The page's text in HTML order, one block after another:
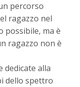
percorso
ragazzo nel
possibile, ma è
ragazzo non è
dedicate alla
dello spettro